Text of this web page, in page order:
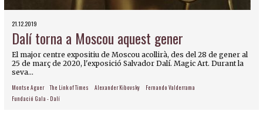
21.12.2019
Dalí torna a Moscou aquest gener
El major centre expositiu de Moscou acollirà, des del 28 de gener al
25 de març de 2020, l'exposició Salvador Dalí. Magic Art. Durant la
seva...
Montse Aguer The Link of Times Alexander Kibovsky
Fernando Valderrama
Fundació Gala - Dalí